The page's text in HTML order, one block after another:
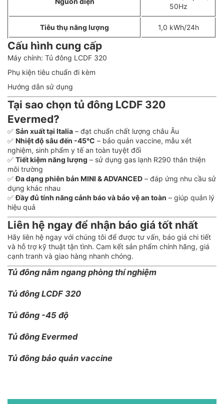
50Hz
Tiêu thụ năng lượng 1,0 kWh/24h
Cấu hình cung cấp
Máy chính: Tủ đông LCDF 320
Phụ kiện tiêu chuẩn đi kèm
Hướng dẫn sử dụng
Tại sao chọn tủ đông LCDF 320
Evermed?
✅ Sản xuất tại Italia – đạt chuẩn chất lượng châu Âu
✅ Nhiệt độ sâu đến -45°C – bảo quản vaccine, mẫu xét
nghiệm, sinh phẩm y tế an toàn tuyệt đối
✅ Tiết kiệm năng lượng – sử dụng gas lạnh R290 thân thiện
môi trường
✅Đa dạng phiên bản MINI & ADVANCED – đáp ứng nhu cầu sử
dụng khác nhau
✅Đầy đủ tính năng cảnh báo và bảo vệ an toàn – giúp quản lý
hiệu quả
Liên hệ ngay để nhận báo giá tốt nhất
Hãy liên hệ ngay với chúng tôi để được tư vấn, báo giá chi tiết
và hỗ trợ kỹ thuật tận tình. Cam kết sản phẩm chính hãng, giá
cạnh tranh và giao hàng nhanh chóng.
Tủ đông nằm ngang phòng thí nghiệm
Tủ đông LCDF 320
Tủ đông -45 độ
Tủ đông Evermed
Tủ đông bảo quản vaccine